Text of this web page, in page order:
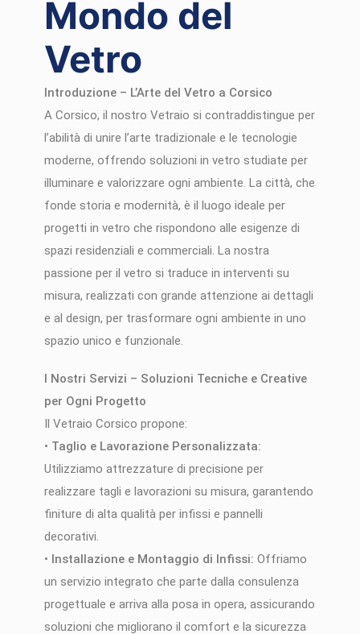
Mondo del
Vetro
Introduzione – L’Arte del Vetro a Corsico
A Corsico, il nostro Vetraio si contraddistingue per
l’abilità di unire l’arte tradizionale e le tecnologie
moderne, offrendo soluzioni in vetro studiate per
illuminare e valorizzare ogni ambiente. La città, che
fonde storia e modernità, è il luogo ideale per
progetti in vetro che rispondono alle esigenze di
spazi residenziali e commerciali. La nostra
passione per il vetro si traduce in interventi su
misura, realizzati con grande attenzione ai dettagli
e al design, per trasformare ogni ambiente in uno
spazio unico e funzionale.
I Nostri Servizi – Soluzioni Tecniche e Creative
per Ogni Progetto
Il Vetraio Corsico propone:
• Taglio e Lavorazione Personalizzata:
Utilizziamo attrezzature di precisione per
realizzare tagli e lavorazioni su misura, garantendo
finiture di alta qualità per infissi e pannelli
decorativi.
• Installazione e Montaggio di Infissi: Offriamo
un servizio integrato che parte dalla consulenza
progettuale e arriva alla posa in opera, assicurando
soluzioni che migliorano il comfort e la sicurezza